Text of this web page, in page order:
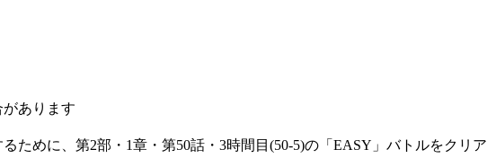
あります
ために、第2部・1章・第50話・3時間目(50-5)の「EASY」バトルをクリア